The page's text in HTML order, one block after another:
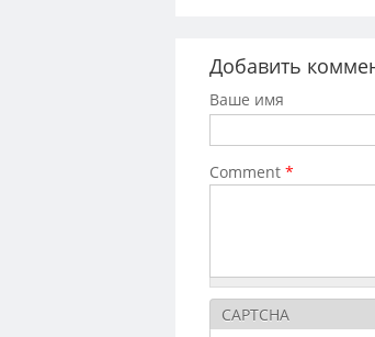
Добавить
Ваше имя
Comment *
CAPTCHA